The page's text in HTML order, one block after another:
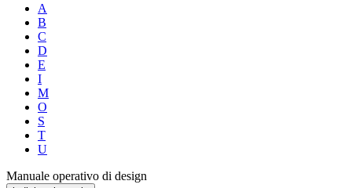
A
B
C
D
E
I
M
O
S
T
U
Manuale operativo di design